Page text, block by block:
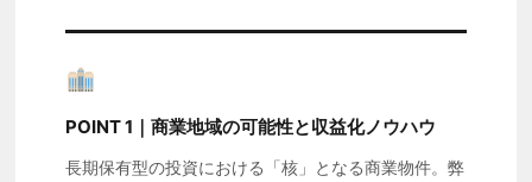
POINT 1｜商業地域の可能性と収益化ノウハウ
長期保有型の投資における「核」となる商業物件。弊